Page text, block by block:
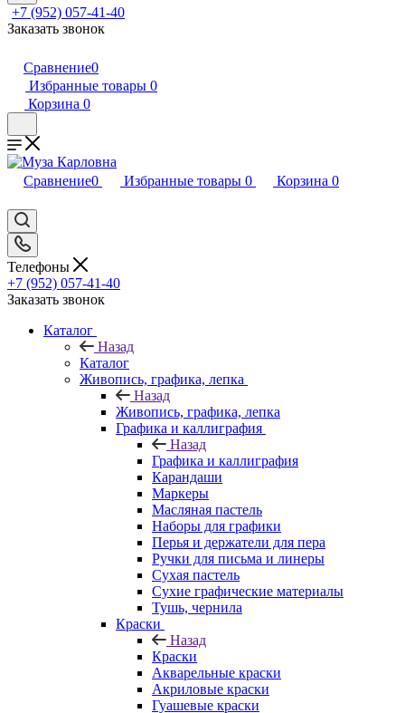
+7 (952) 057-41-40
Заказать звонок
Сравнение0
Избранные товары 0
Корзина 0
Сравнение0 Избранные товары 0 Корзина 0
Телефоны
+7 (952) 057-41-40
Заказать звонок
Каталог
Назад
Каталог
Живопись, графика, лепка
Назад
Живопись, графика, лепка
Графика и каллиграфия
Назад
Графика и каллиграфия
Карандаши
Маркеры
Масляная пастель
Наборы для графики
Перья и держатели для пера
Ручки для письма и линеры
Сухая пастель
Сухие графические материалы
Тушь, чернила
Краски
Назад
Краски
Акварельные краски
Акриловые краски
Гуашевые краски